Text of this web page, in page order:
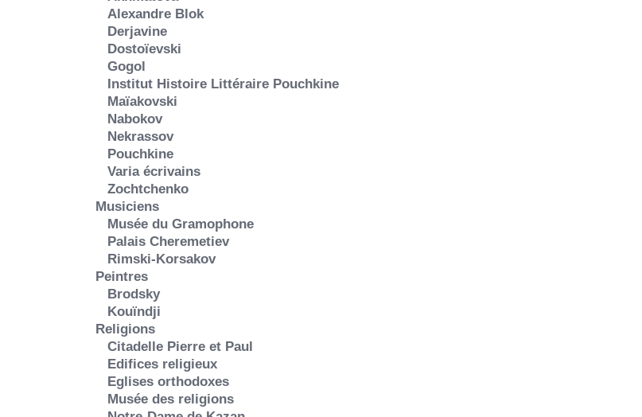
Alexandre Blok
Derjavine
Dostoïevski
Gogol
Institut Histoire Littéraire Pouchkine
Maïakovski
Nabokov
Nekrassov
Pouchkine
Varia écrivains
Zochtchenko
Musiciens
Musée du Gramophone
Palais Cheremetiev
Rimski-Korsakov
Peintres
Brodsky
Kouïndji
Religions
Citadelle Pierre et Paul
Edifices religieux
Eglises orthodoxes
Musée des religions